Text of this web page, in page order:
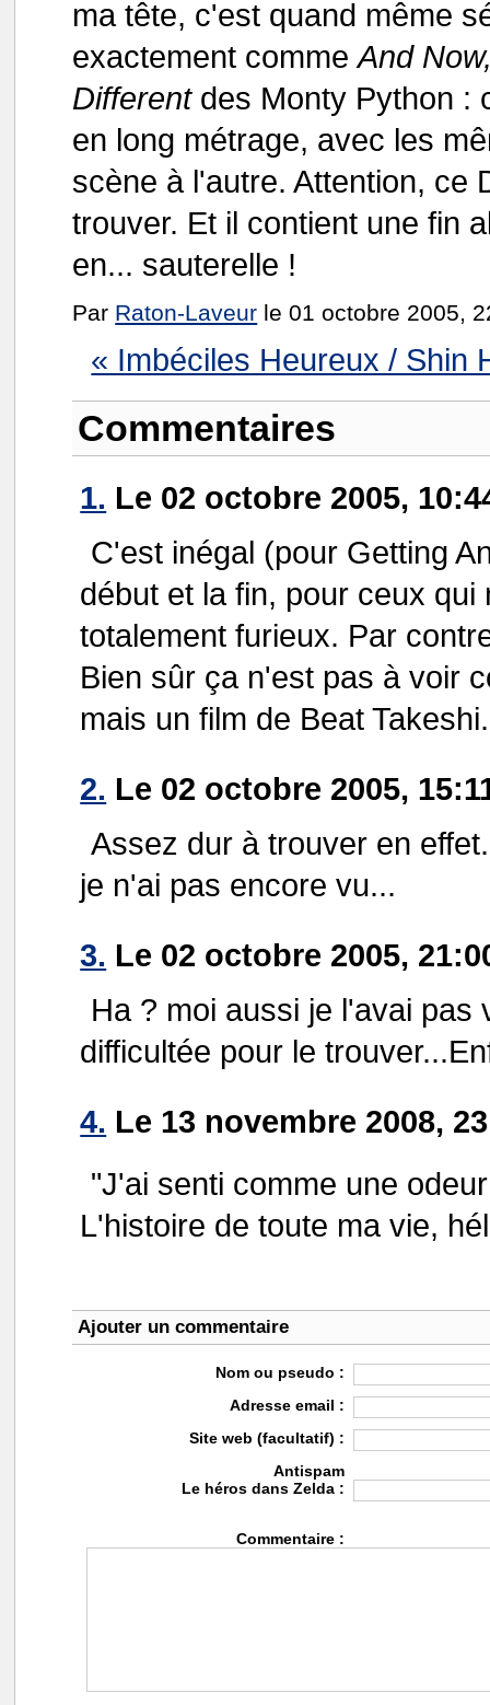
ma tête, c'est quand même
exactement commeAnd
Differentdes Monty Python :
en long métrage, avec les
scène à l'autre. Attention, ce
trouver. Et il contient une fin
en... sauterelle !
Par Raton-Laveur le 01 octobre 2005,
« Imbéciles Heureux / Shin
Commentaires
1. Le 02 octobre 2005,
C'est inégal (pour Getting
début et la fin, pour ceux
totalement furieux. Par
Bien sûr ça n'est pas à voir
mais un film de Beat Takeshi.
2. Le 02 octobre 2005,
Assez dur à trouver en
je n'ai pas encore vu...
3. Le 02 octobre 2005,
Ha ? moi aussi je l'avai pas
difficultée pour le
4. Le 13 novembre 2008,
"J'ai senti comme une
L'histoire de toute ma vie,
Ajouter un commentaire
Nom ou pseudo :
Adresse email :
Site web (facultatif) :
Antispam
Le héros dans Zelda :
Commentaire :